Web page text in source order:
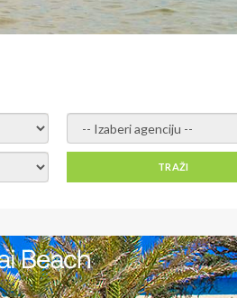
- izaberi agenciju -
TRAŽI